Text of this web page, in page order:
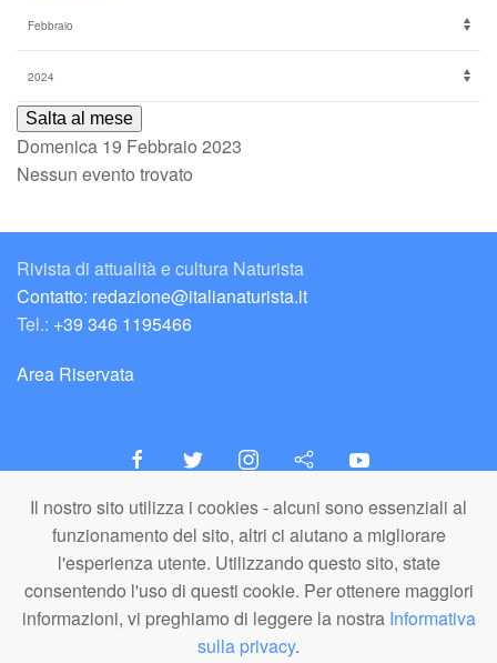
Il nostro sito utilizza i cookies - alcuni sono essenziali al
funzionamento del sito, altri ci aiutano a migliorare
l'esperienza utente. Utilizzando questo sito, state
consentendo l'uso di questi cookie. Per ottenere maggiori
informazioni, vi preghiamo di leggere la nostra Informativa
sulla privacy.
Salta al mese
Domenica 19 Febbraio 2023
Nessun evento trovato
Rivista di attualità e cultura Naturista
Contatto: redazione@italianaturista.it
Tel.: +39 346 1195466
Area Riservata
italiaNATURISTA
Editore e Redazione
A.N.ITA. Associazione Naturista Italiana (APS)
C.F. 80203710159
© A.N.ITA. - Tutto il materiale pubblicato in questo sito è di proprietà di